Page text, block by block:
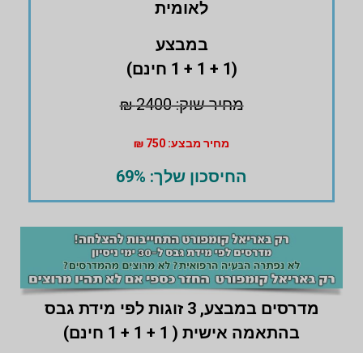
לאומית
במבצע
(1 + 1 + 1 חינם)
מחיר שוק: 2400 ₪
מחיר מבצע: 750 ₪
החיסכון שלך: 69%
מדרסים במבצע,
3 זוגות לפי מידת גבס
בהתאמה אישית ( 1 + 1 + 1 חינם)